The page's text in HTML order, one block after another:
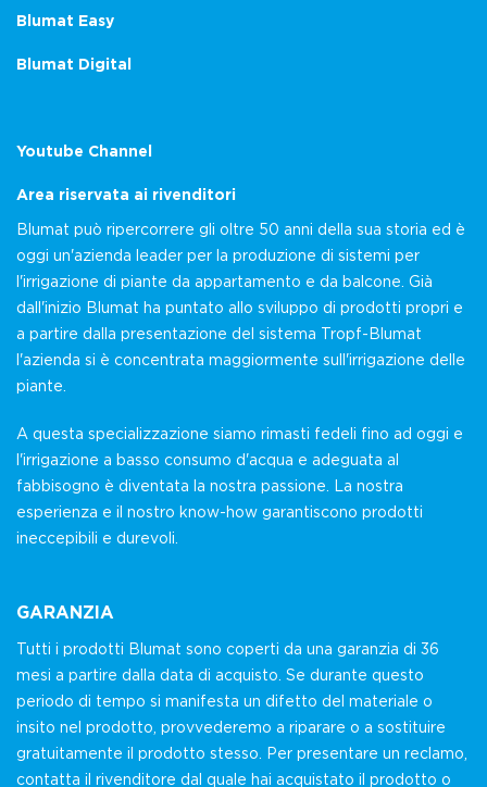
Blumat Easy
Blumat Digital
Youtube Channel
Area riservata ai rivenditori
Blumat può ripercorrere gli oltre 50 anni della sua storia ed è
oggi un'azienda leader per la produzione di sistemi per
l'irrigazione di piante da appartamento e da balcone. Già
dall'inizio Blumat ha puntato allo sviluppo di prodotti propri e
a partire dalla presentazione del sistema Tropf-Blumat
l'azienda si è concentrata maggiormente sull'irrigazione delle
piante.
A questa specializzazione siamo rimasti fedeli fino ad oggi e
l'irrigazione a basso consumo d'acqua e adeguata al
fabbisogno è diventata la nostra passione. La nostra
esperienza e il nostro know-how garantiscono prodotti
ineccepibili e durevoli.
GARANZIA
Tutti i prodotti Blumat sono coperti da una garanzia di 36
mesi a partire dalla data di acquisto. Se durante questo
periodo di tempo si manifesta un difetto del materiale o
insito nel prodotto, provvederemo a riparare o a sostituire
gratuitamente il prodotto stesso. Per presentare un reclamo,
contatta il rivenditore dal quale hai acquistato il prodotto o